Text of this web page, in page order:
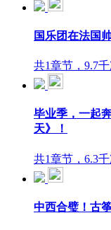
国乐团在法国
共1章节，9.7
毕业季，一起
天》！
共1章节，6.3
中西合璧！古